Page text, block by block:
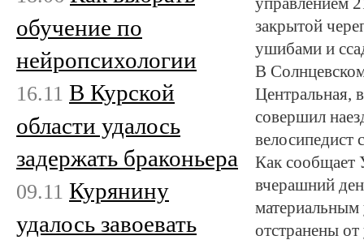
закрытой
ушибами и
В
Центральная,
совершил
велосипедист
Как сообщает
вчерашний
материальным
отстранены
обучение по
нейропсихологии
16.11 В Курской
области удалось
задержать браконьера
09.11 Курянину
удалось завоевать